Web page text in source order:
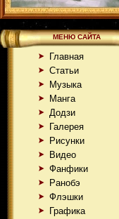
МЕНЮ САЙТА
Главная
Статьи
Музыка
Манга
Додзи
Галерея
Рисунки
Видео
Фанфики
Ранобэ
Флэшки
Графика